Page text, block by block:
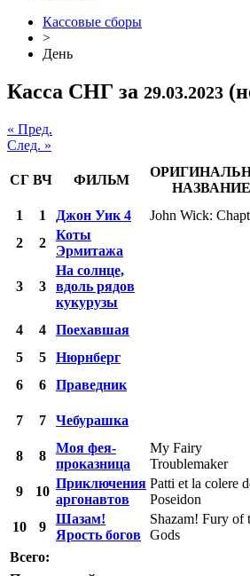
Кассовые сборы
>
День
Касса СНГ за 29.03.2023
« Пред.
След. »
СГ ВЧ ФИЛЬМ
НАЗВАНИЕ
1 1 Джон Уик 4 John Wick:
2
2
Коты
Эрмитажа
3 3
На солнце,
вдоль рядов
кукурузы
4 4 Поехавшая
5
5 Нюрнберг
6
6 Праведник
7
7 Чебурашка
8
8
Моя фея-
проказница
My Fairy
Troublemaker
9 10
Приключения
аргонавтов
Patti et la colere
Poseidon
10 9
Шазам!
Ярость богов
Shazam! Fury of
Gods
Всего: